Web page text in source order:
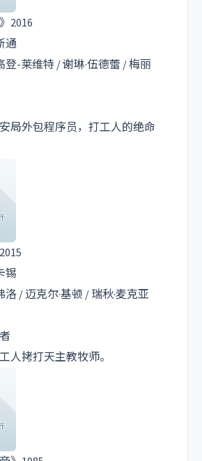
2016
通
登-莱维特 / 谢琳·伍德蕾 / 梅丽
局外包程序员，打工人的绝命
锡
洛 / 迈克尔·基顿 / 瑞秋·麦克亚
人拷打天主教牧师。